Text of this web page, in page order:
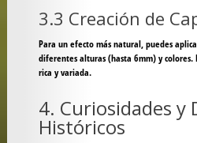
3.3 Creación de
Para un efecto más natural, puedes
diferentes alturas (hasta 6mm) y colores.
rica y variada.
4. Curiosidades y
Históricos